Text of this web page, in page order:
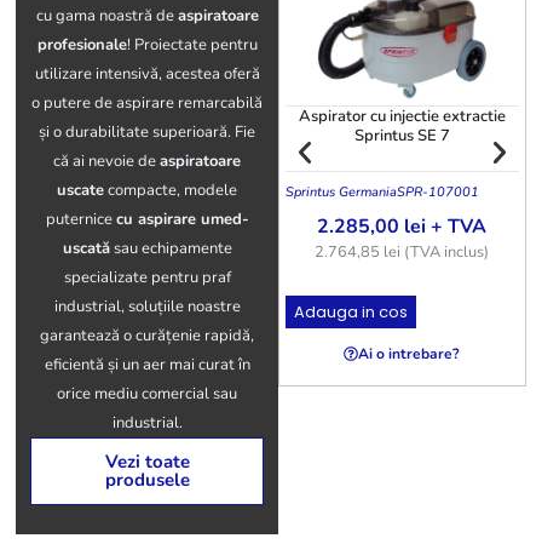
cu gama noastră deaspiratoare
profesionale! Proiectate pentru
utilizare intensivă, acestea oferă
o putere de aspirare remarcabilă
și o durabilitate superioară. Fie
că ai nevoie deaspiratoare
uscatecompacte, modele
puternicecu aspirare umed-
uscatăsau echipamente
specializate pentru praf
industrial, soluțiile noastre
garantează o curățenie rapidă,
eficientă și un aer mai curat în
orice mediu comercial sau
industrial.
Vezi toate
produsele
Aspirator cu injectie extractie
Sprintus SE 7
Sprintus GermaniaSPR-107001
2.285,00 lei+ TVA
2.764,85 lei (TVA inclus)
Adauga in cos
Ai o intrebare?